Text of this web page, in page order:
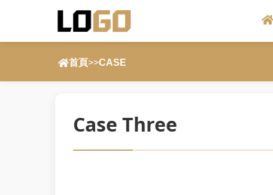
首頁>>CASE
Case Three